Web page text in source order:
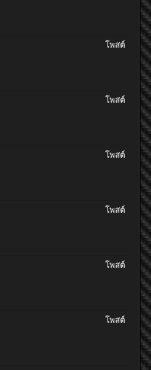
โพสต์
โพสต์
โพสต์
โพสต์
โพสต์
โพสต์